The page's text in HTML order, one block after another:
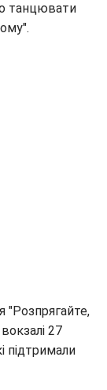
танцювати
"Розпрягайте,
27
підтримали